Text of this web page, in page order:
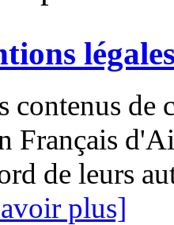
contenus de
Français
de leurs
plus]